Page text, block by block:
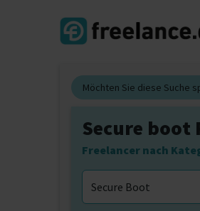
Möchten Sie diese Suche
Secure boot
Freelancer nach